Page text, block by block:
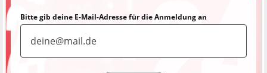
Bitte gib deine E-Mail-Adresse für die Anmeldung an